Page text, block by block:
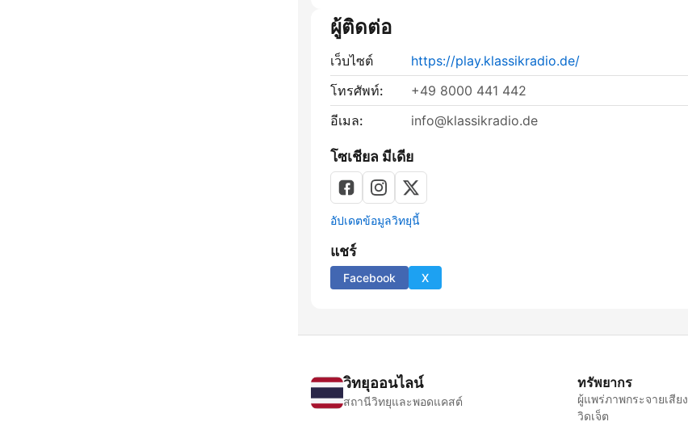
ผู้ติดต่อ
เว็บไซต์
https://play.klassikradio.de/
โทรศัพท์:
+49 8000 441 442
อีเมล:
info@klassikradio.de
โซเชียล มีเดีย
อัปเดตข้อมูลวิทยุนี้
แชร์
Facebook X
วิทยุออนไลน์
สถานีวิทยุและพอดแคสต์
ทรัพยากร
ผู้แพร่ภาพกระจายเสียง
วิดเจ็ต